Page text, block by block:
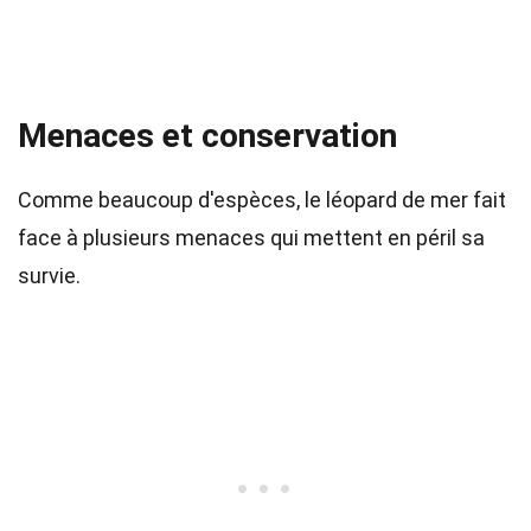
Menaces et conservation
Comme beaucoup d'espèces, le léopard de mer fait
face à plusieurs menaces qui mettent en péril sa
survie.